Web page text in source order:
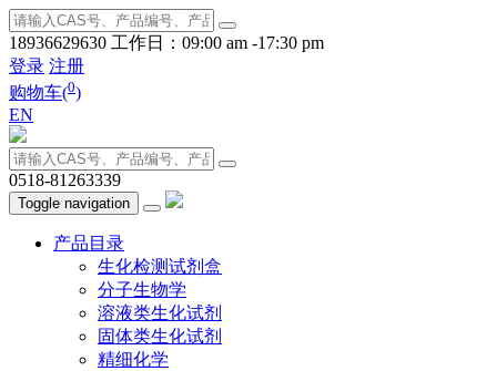
18936629630 工作日：09:00 am -17:30 pm
登录 注册
购物车(0)
EN
0518-81263339
Toggle navigation
产品目录
生化检测试剂盒
分子生物学
溶液类生化试剂
固体类生化试剂
精细化学